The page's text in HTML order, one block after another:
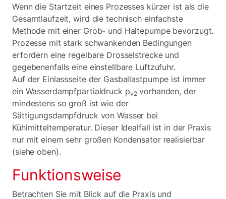
Wenn die Startzeit eines Prozesses kürzer ist als die
Gesamtlaufzeit, wird die technisch einfachste
Methode mit einer Grob- und Haltepumpe bevorzugt.
Prozesse mit stark schwankenden Bedingungen
erfordern eine regelbare Drosselstrecke und
gegebenenfalls eine einstellbare Luftzufuhr.
Auf der Einlassseite der Gasballastpumpe ist immer
ein Wasserdampfpartialdruck pv2vorhanden, der
mindestens so groß ist wie der
Sättigungsdampfdruck von Wasser bei
Kühlmitteltemperatur. Dieser Idealfall ist in der Praxis
nur mit einem sehr großen Kondensator realisierbar
(siehe oben).
Funktionsweise
Betrachten Sie mit Blick auf die Praxis und